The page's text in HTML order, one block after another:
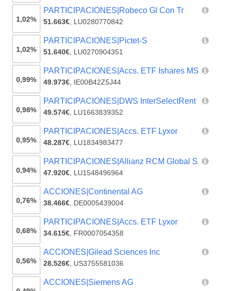
1,02%
PARTICIPACIONES|Robeco Gl Con Tr
51.663€, LU0280770842
1,02%
PARTICIPACIONES|Pictet-S
51.640€, LU0270904351
0,99%
PARTICIPACIONES|Accs. ETF Ishares MS
49.973€, IE00B42Z5J44
0,98%
PARTICIPACIONES|DWS InterSelectRent
49.574€, LU1663839352
0,95%
PARTICIPACIONES|Accs. ETF Lyxor
48.287€, LU1834983477
0,94%
PARTICIPACIONES|Allianz RCM Global S
47.920€, LU1548496964
0,76%
ACCIONES|Continental AG
38.466€, DE0005439004
0,68%
PARTICIPACIONES|Accs. ETF Lyxor
34.615€, FR0007054358
0,56%
ACCIONES|Gilead Sciences Inc
28.526€, US3755581036
ACCIONES|Siemens AG